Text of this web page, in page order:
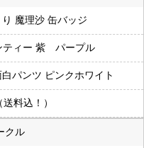
魔理沙 缶バッジ
ィー 紫 パープル
パンツ ピンクホワイト
料込！）
クル